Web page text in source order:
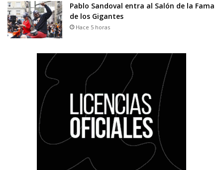
Pablo Sandoval entra al Salón de la Fama
de los Gigantes
Hace 5 horas